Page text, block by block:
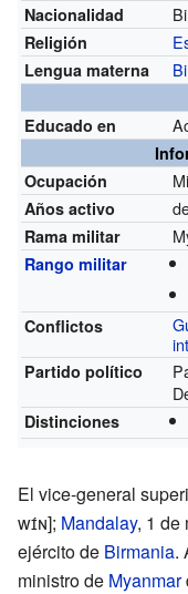
Nacionalidad
Religión
Lengua materna
Educado en
Ocupación
Años activo
Rama militar
Rango militar
Conflictos
Partido político
Distinciones
El vice-general
wɪ́ɴ]; Mandalay, 1 de
ejército de Birmania.
ministro de Myanmar